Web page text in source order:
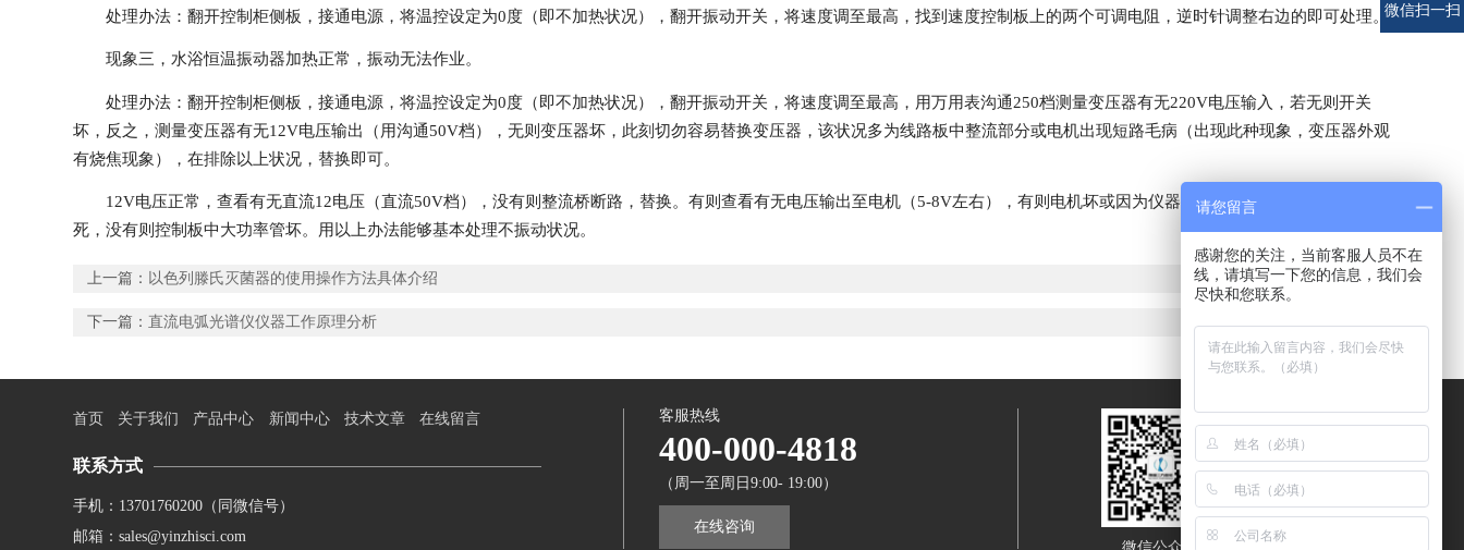
处理办法：翻开控制柜侧板，接通电源，将温控设定为0度（即不加热状况），翻开振动开关，将速度调至最高，找到速度控制板上的两个可调电阻，逆时针调整右边的即可处理。
现象三，水浴恒温振动器加热正常，振动无法作业。
处理办法：翻开控制柜侧板，接通电源，将温控设定为0度（即不加热状况），翻开振动开关，将速度调至最高，用万用表沟通250档测量变压器有无220V电压输入，若无则开关
坏，反之，测量变压器有无12V电压输出（用沟通50V档），无则变压器坏，此刻切勿容易替换变压器，该状况多为线路板中整流部分或电机出现短路毛病（出现此种现象，变压器外观
有烧焦现象），在排除以上状况，替换即可。
12V电压正常，查看有无直流12电压（直流50V档），没有则整流桥断路，替换。有则查看有无电压输出至电机（5-8V左右），有则电机坏或因为仪器长期没有使用，机械部分锈
死，没有则控制板中大功率管坏。用以上办法能够基本处理不振动状况。
上一篇： 以色列滕氏灭菌器的使用操作方法具体介绍
下一篇：直流电弧光谱仪仪器工作原理分析
首页 关于我们 产品中心 新闻中心 技术文章 在线留言
联系方式
手机：13701760200（同微信号）
邮箱：sales@yinzhisci.com
客服热线
400-000-4818
（周一至周日9:00- 19:00）
在线咨询
电话
微信扫一扫
请您留言
感谢您的关注，当前客服人员不在
线，请填写一下您的信息，我们会
尽快和您联系。